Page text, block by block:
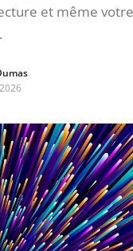
et même votre